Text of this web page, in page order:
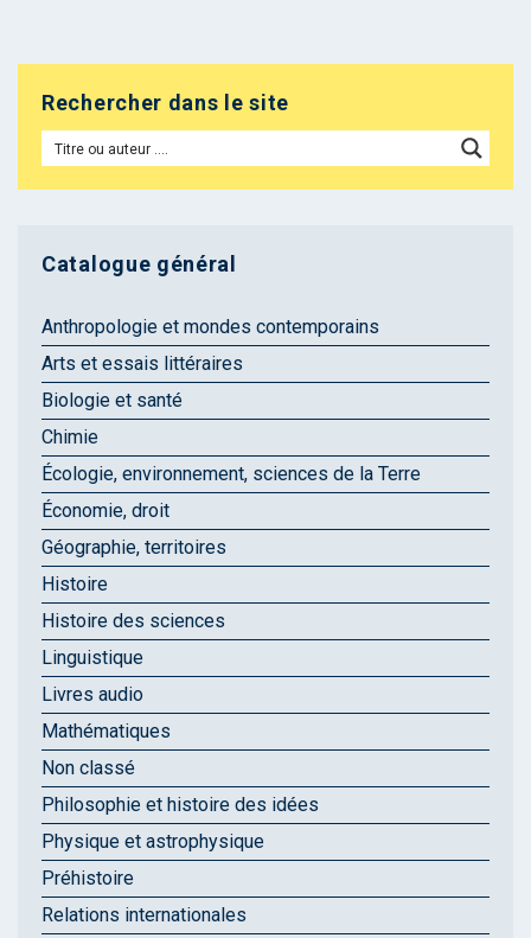
Rechercher dans le site
Catalogue général
Anthropologie et mondes contemporains
Arts et essais littéraires
Biologie et santé
Chimie
Écologie, environnement, sciences de la Terre
Économie, droit
Géographie, territoires
Histoire
Histoire des sciences
Linguistique
Livres audio
Mathématiques
Non classé
Philosophie et histoire des idées
Physique et astrophysique
Préhistoire
Relations internationales